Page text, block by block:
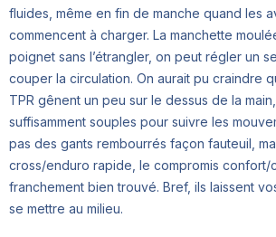
fluides, même en fin de manche quand les
commencent à charger. La manchette
poignet sans l’étrangler, on peut régler un
couper la circulation. On aurait pu craindre
TPR gênent un peu sur le dessus de la
suffisamment souples pour suivre les
pas des gants rembourrés façon fauteuil,
cross/enduro rapide, le compromis confort/
franchement bien trouvé. Bref, ils laissent
se mettre au milieu.